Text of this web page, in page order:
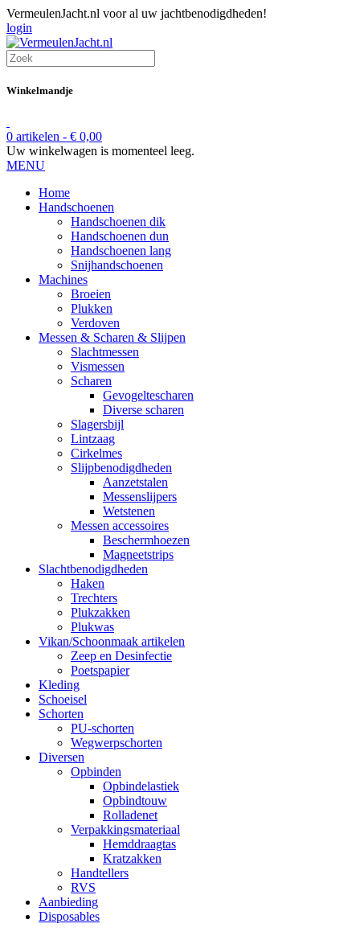
VermeulenJacht.nl voor al uw jachtbenodigdheden!
login
Winkelmandje
0 artikelen - € 0,00
Uw winkelwagen is momenteel leeg.
MENU
Home
Handschoenen
Handschoenen dik
Handschoenen dun
Handschoenen lang
Snijhandschoenen
Machines
Broeien
Plukken
Verdoven
Messen & Scharen & Slijpen
Slachtmessen
Vismessen
Scharen
Gevogeltescharen
Diverse scharen
Slagersbijl
Lintzaag
Cirkelmes
Slijpbenodigdheden
Aanzetstalen
Messenslijpers
Wetstenen
Messen accessoires
Beschermhoezen
Magneetstrips
Slachtbenodigdheden
Haken
Trechters
Plukzakken
Plukwas
Vikan/Schoonmaak artikelen
Zeep en Desinfectie
Poetspapier
Kleding
Schoeisel
Schorten
PU-schorten
Wegwerpschorten
Diversen
Opbinden
Opbindelastiek
Opbindtouw
Rolladenet
Verpakkingsmateriaal
Hemddraagtas
Kratzakken
Handtellers
RVS
Aanbieding
Disposables